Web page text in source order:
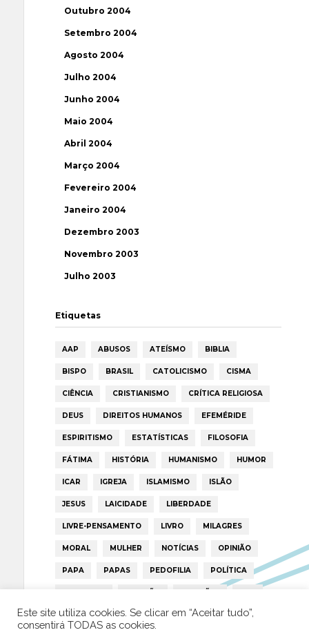
Outubro 2004
Setembro 2004
Agosto 2004
Julho 2004
Junho 2004
Maio 2004
Abril 2004
Março 2004
Fevereiro 2004
Janeiro 2004
Dezembro 2003
Novembro 2003
Julho 2003
Etiquetas
AAP ABUSOS ATEÍSMO BIBLIA
BISPO BRASIL CATOLICISMO CISMA
CIÊNCIA CRISTIANISMO CRÍTICA RELIGIOSA
DEUS DIREITOS HUMANOS EFEMÉRIDE
ESPIRITISMO ESTATÍSTICAS FILOSOFIA
FÁTIMA HISTÓRIA HUMANISMO HUMOR
ICAR IGREJA ISLAMISMO ISLÃO
JESUS LAICIDADE LIBERDADE
LIVRE-PENSAMENTO LIVRO MILAGRES
MORAL MULHER NOTÍCIAS OPINIÃO
PAPA PAPAS PEDOFILIA POLÍTICA
PORTUGAL RELIGIÃO RELIGIÕES RTP
TRUMP VATICANO
Este site utiliza cookies. Se clicar em “Aceitar tudo”,
consentirá TODAS as cookies.